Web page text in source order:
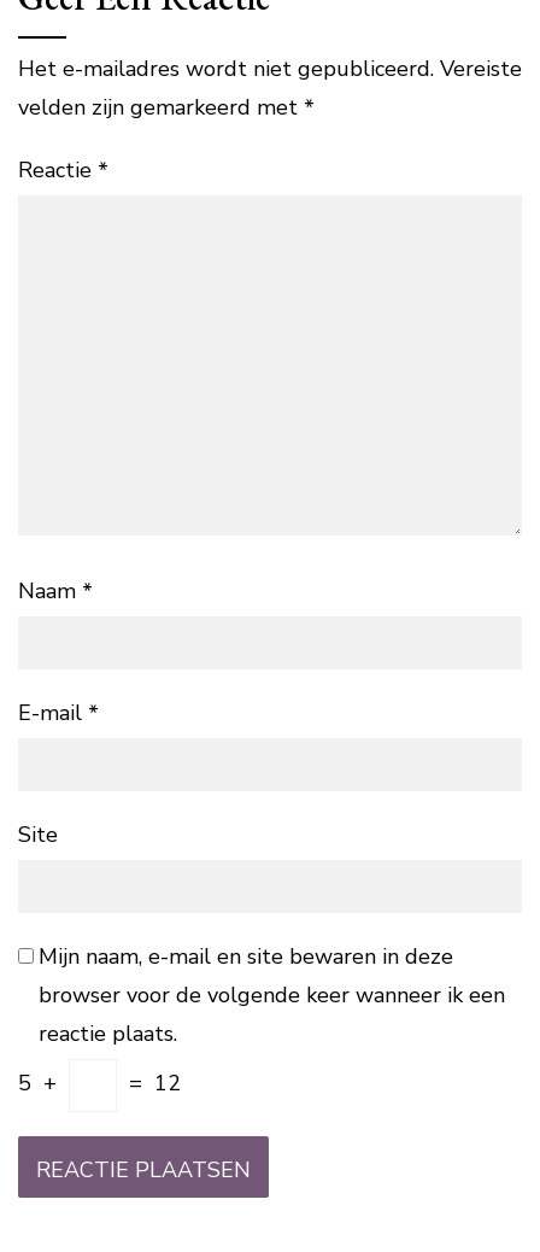
Het e-mailadres wordt niet gepubliceerd. Vereiste
velden zijn gemarkeerd met *
Reactie *
Naam *
E-mail *
Site
Mijn naam, e-mail en site bewaren in deze
browser voor de volgende keer wanneer ik een
reactie plaats.
5 + = 12